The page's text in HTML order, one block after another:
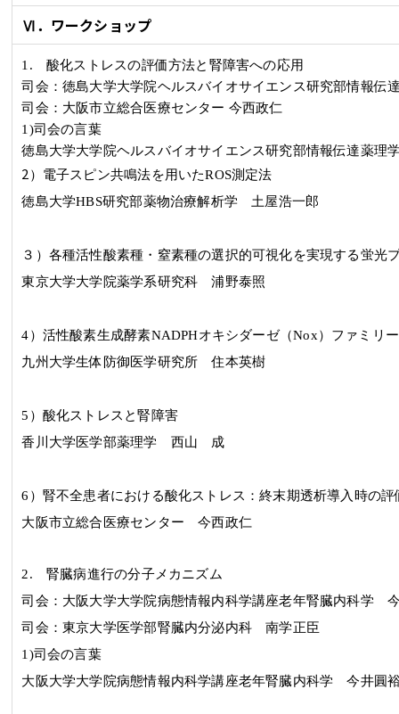
Ⅵ．ワークショップ
1.
酸化ストレスの評価方法と腎障害への応用
司会：徳島大学大学院ヘルスバイオサイエンス研究部情報
司会：大阪市立総合医療センター 今西政仁
1)司会の言葉
徳島大学大学院ヘルスバイオサイエンス研究部情報伝達薬
2）電子スピン共鳴法を用いたROS測定法
徳島大学HBS研究部薬物治療解析学 土屋浩一郎
３ ）各種活性酸素種 ・窒素種の選択的可視化を実現する蛍光
東京大学大学院薬学系研究科 浦野泰照
4）活性酸素生成酵素NADPHオキシダーゼ（Nox）ファミリ
九州大学生体防御医学研究所 住本英樹
5 ）酸化ストレスと腎障害
香川大学医学部薬理学 西山 成
6 ）腎不全患者における酸化ストレス：終末期透析導入時の評
大阪市立総合医療センター 今西政仁
2.
腎臓病進行の分子メカニズム
司会： 大阪大学大学院病態情報内科学講座老年腎臓内科学
司会：東京大学医学部腎臓内分泌内科南学正臣
1)司会の言葉
大阪大学大学院病態情報内科学講座老年腎臓内科学今井圓